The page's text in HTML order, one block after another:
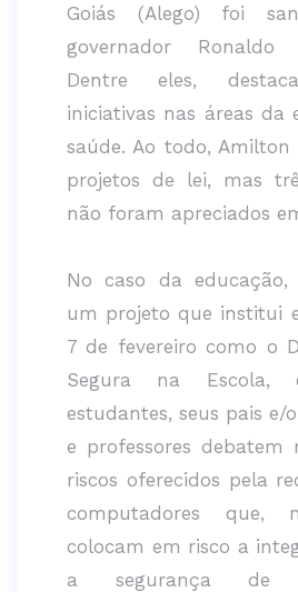
Goiás (Alego) foi
governador Ronaldo
Dentre eles,
iniciativas nas áreas da
saúde. Ao todo, Amilton
projetos de lei, mas
não foram apreciados
No caso da
um projeto que institui
7 de fevereiro como o
Segura na
estudantes, seus pais e/
e professores debatem
riscos oferecidos pela
computadores que,
colocam em risco a
a segurança de